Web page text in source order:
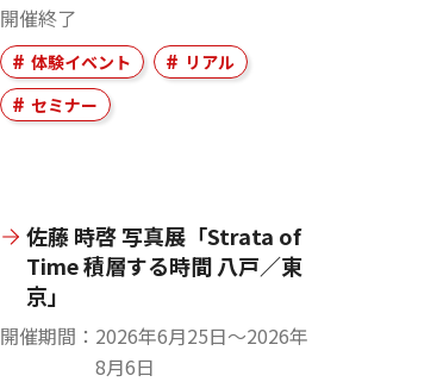
開催終了
体験イベント
リアル
セミナー
佐藤 時啓 写真展「Strata of
Time 積層する時間 八戸／東
京」
開催期間
2026年6月25日〜2026年
8月6日